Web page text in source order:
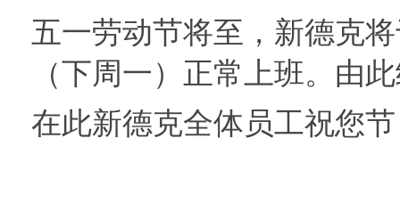
五一劳动节将至，新德克
（下周一）正常上班。由
在此新德克全体员工祝您